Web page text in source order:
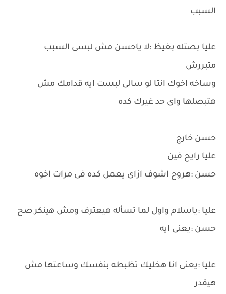
السبب
عليا بصتله بغيظ :لا ياحسن مش لبسى السبب
متبررش
وساخه اخوك انتا لو سالى لبست ايه قدامك مش
هتبصلها واى حد غيرك كده
حسن خارج
عليا رايح فين
حسن :هروح اشوف ازاى يعمل كده فى مرات اخوه
عليا :ياسلام واول لما تسأله هيعترف ومش هينكر صح
حسن :يعنى ايه
عليا :يعنى انا هخليك تظبطه بنفسك وساعتها مش
هيقدر